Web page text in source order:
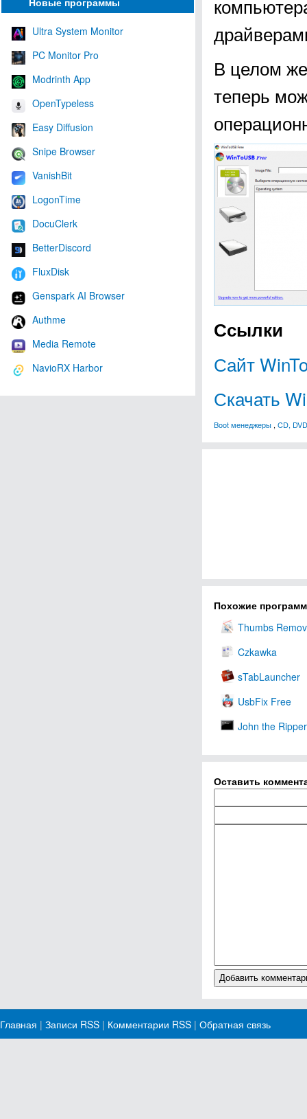
Ultra System Monitor
PC Monitor Pro
Modrinth App
OpenTypeless
Easy Diffusion
Snipe Browser
VanishBit
LogonTime
DocuClerk
BetterDiscord
FluxDisk
Genspark AI Browser
Authme
Media Remote
NavioRX Harbor
В целом
теперь
Ссылки
Сайт
Скачать
Boot менеджеры , CD,
Похожие
Thumbs
Czkawka
sTabLauncher
UsbFix Free
John the Ripper
Оставить
Главная | Записи RSS | Комментарии RSS | Обратная связь